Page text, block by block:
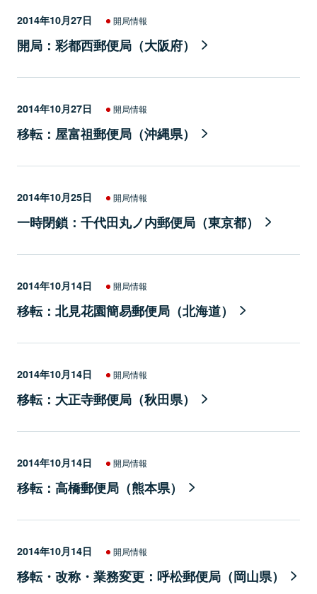
2014年10月27日 開局情報
開局：彩都西郵便局（大阪府）
2014年10月27日 開局情報
移転：屋富祖郵便局（沖縄県）
2014年10月25日 開局情報
一時閉鎖：千代田丸ノ内郵便局（東京都）
2014年10月14日 開局情報
移転：北見花園簡易郵便局（北海道）
2014年10月14日 開局情報
移転：大正寺郵便局（秋田県）
2014年10月14日 開局情報
移転：高橋郵便局（熊本県）
2014年10月14日 開局情報
移転・改称・業務変更：呼松郵便局（岡山県）